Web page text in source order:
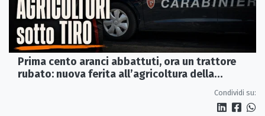
Prima cento aranci abbattuti, ora un trattore
rubato: nuova ferita all’agricoltura della
Condividi su: